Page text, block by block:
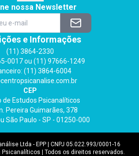
nossa Newsletter
e Informações
(11) 3864-2330
0017 ou (11) 97666-1249
(11) 3864-6004
CEP
de Estudos Psicanalíticos
Pereira Guimarães, 378
São Paulo - SP - 01250-000
Ltda - EPP | CNPJ 05.022.993/0001-16
Psicanalíticos | Todos os direitos reservados.